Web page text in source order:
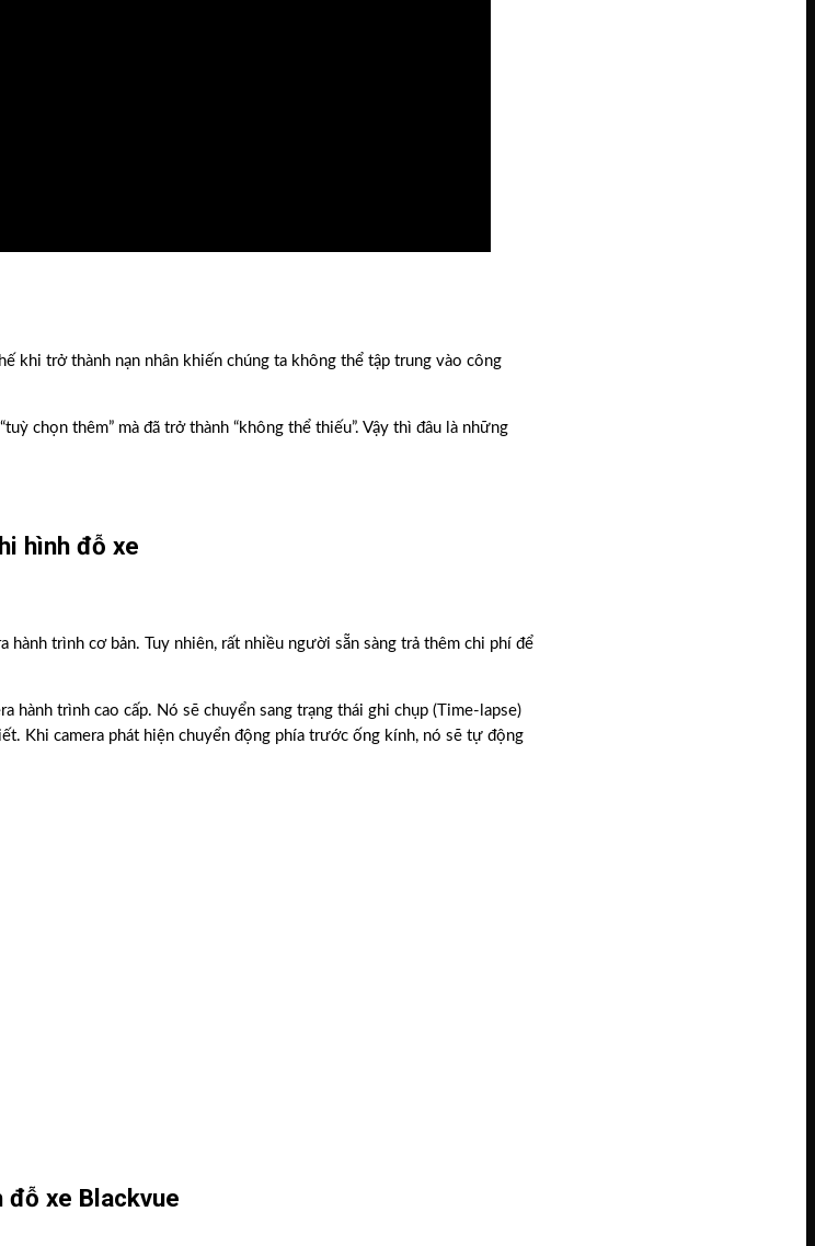
khi trở thành nạn nhân khiến chúng ta không thể tập trung vào công
chọn thêm” mà đã trở thành “không thể thiếu”. Vậy thì đâu là những
hình đỗ xe
hành trình cơ bản. Tuy nhiên, rất nhiều người sẵn sàng trả thêm chi phí để
hành trình cao cấp. Nó sẽ chuyển sang trạng thái ghi chụp (Time-lapse)
Khi camera phát hiện chuyển động phía trước ống kính, nó sẽ tự động
đỗ xe Blackvue